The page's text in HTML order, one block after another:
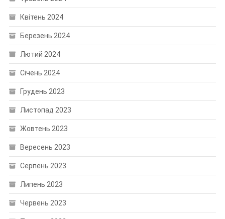
Квітень 2024
Березень 2024
Лютий 2024
Січень 2024
Грудень 2023
Листопад 2023
Жовтень 2023
Вересень 2023
Серпень 2023
Липень 2023
Червень 2023